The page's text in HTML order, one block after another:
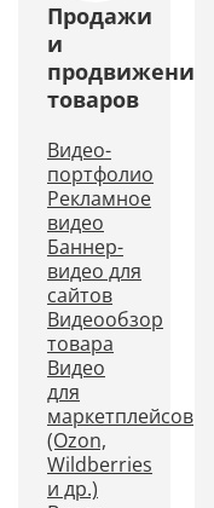
Продажи
и
продвижение
товаров
Видео-
портфолио
Рекламное
видео
Баннер-
видео для
сайтов
Видеообзор
товара
Видео
для
маркетплейсов
(Ozon,
Wildberries
и др.)